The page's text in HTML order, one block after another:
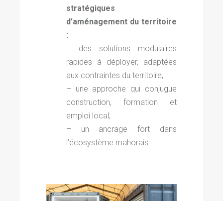
stratégiques
d’aménagement du territoire
:
– des solutions modulaires
rapides à déployer, adaptées
aux contraintes du territoire,
– une approche qui conjugue
construction, formation et
emploi local,
– un ancrage fort dans
l’écosystème mahorais.